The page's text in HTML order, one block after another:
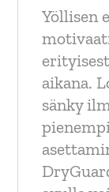
Yöllisen
aikana.
sänky